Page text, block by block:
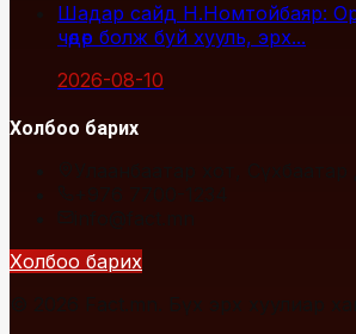
Шадар сайд Н.Номтойбаяр:
чөдөр болж буй хууль, эрх...
2026-08-10
Холбоо барих
Холбоо барих